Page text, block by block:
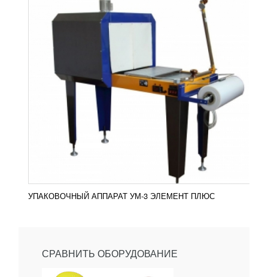
УПАКОВОЧНЫЙ АППАРАТ УМ-3 ЭЛЕМЕНТ ПЛЮС
СРАВНИТЬ ОБОРУДОВАНИЕ